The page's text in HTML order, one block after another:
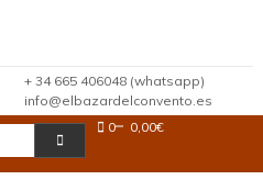
+ 34 665 406048 (whatsapp)
info@elbazardelconvento.es
0 0,00€